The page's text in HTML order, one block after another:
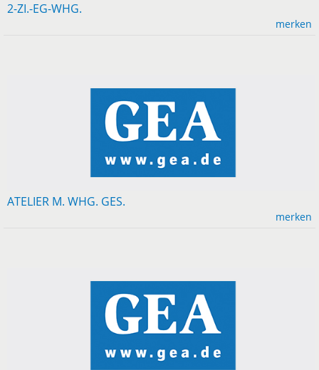
2-ZI.-EG-WHG.
merken
ATELIER M. WHG. GES.
merken